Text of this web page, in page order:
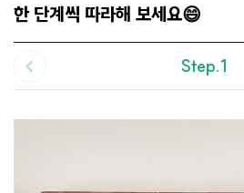
한 단계씩 따라해 보세요😄
Step.1